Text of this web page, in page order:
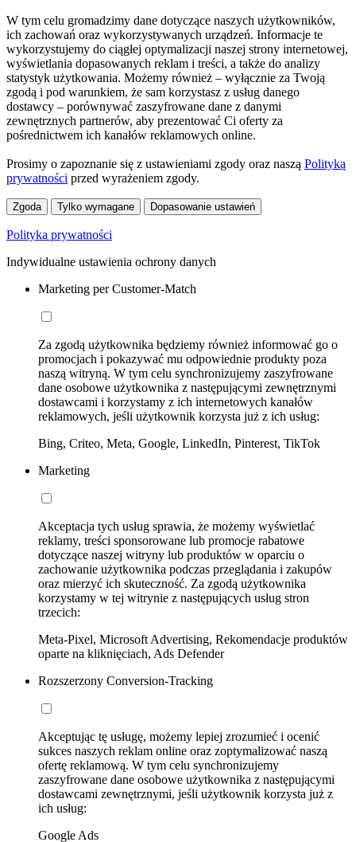
W tym celu gromadzimy dane dotyczące naszych użytkowników,
ich zachowań oraz wykorzystywanych urządzeń. Informacje te
wykorzystujemy do ciągłej optymalizacji naszej strony internetowej,
wyświetlania dopasowanych reklam i treści, a także do analizy
statystyk użytkowania. Możemy również – wyłącznie za Twoją
zgodą i pod warunkiem, że sam korzystasz z usług danego
dostawcy – porównywać zaszyfrowane dane z danymi
zewnętrznych partnerów, aby prezentować Ci oferty za
pośrednictwem ich kanałów reklamowych online.
Prosimy o zapoznanie się z ustawieniami zgody oraz naszą Polityką
prywatności przed wyrażeniem zgody.
Zgoda Tylko wymagane Dopasowanie ustawień
Polityka prywatności
Indywidualne ustawienia ochrony danych
Marketing per Customer-Match
Za zgodą użytkownika będziemy również informować go o
promocjach i pokazywać mu odpowiednie produkty poza
naszą witryną. W tym celu synchronizujemy zaszyfrowane
dane osobowe użytkownika z następującymi zewnętrznymi
dostawcami i korzystamy z ich internetowych kanałów
reklamowych, jeśli użytkownik korzysta już z ich usług:
Bing, Criteo, Meta, Google, LinkedIn, Pinterest, TikTok
Marketing
Akceptacja tych usług sprawia, że możemy wyświetlać
reklamy, treści sponsorowane lub promocje rabatowe
dotyczące naszej witryny lub produktów w oparciu o
zachowanie użytkownika podczas przeglądania i zakupów
oraz mierzyć ich skuteczność. Za zgodą użytkownika
korzystamy w tej witrynie z następujących usług stron
trzecich:
Meta-Pixel, Microsoft Advertising, Rekomendacje produktów
oparte na kliknięciach, Ads Defender
Rozszerzony Conversion-Tracking
Akceptując tę usługę, możemy lepiej zrozumieć i ocenić
sukces naszych reklam online oraz zoptymalizować naszą
ofertę reklamową. W tym celu synchronizujemy
zaszyfrowane dane osobowe użytkownika z następującymi
dostawcami zewnętrznymi, jeśli użytkownik korzysta już z
ich usług:
Google Ads